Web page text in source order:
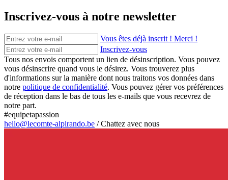
Inscrivez-vous à notre newsletter
Vous êtes déjà inscrit ! Merci !
Inscrivez-vous
Tous nos envois comportent un lien de désinscription. Vous pouvez
vous désinscrire quand vous le désirez. Vous trouverez plus
d'informations sur la manière dont nous traitons vos données dans
notre politique de confidentialité. Vous pouvez gérer vos préférences
de réception dans le bas de tous les e-mails que vous recevrez de
notre part.
#equipetapassion
hello@lecomte-alpirando.be /Chattez avec nous